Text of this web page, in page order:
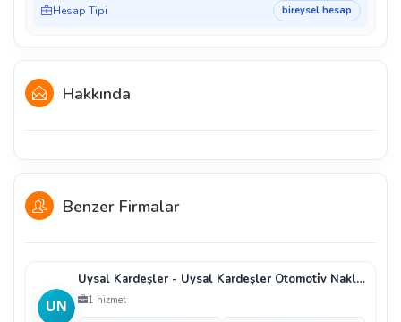
Hesap Tipi bireysel hesap
Hakkında
Benzer Firmalar
Uysal Kardeşler - Uysal Kardeşler Otomoti̇v Nakli̇ye
1 hizmet